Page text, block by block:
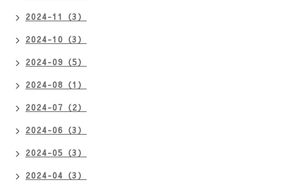
2024-11（3）
2024-10（3）
2024-09（5）
2024-08（1）
2024-07（2）
2024-06（3）
2024-05（3）
2024-04（3）